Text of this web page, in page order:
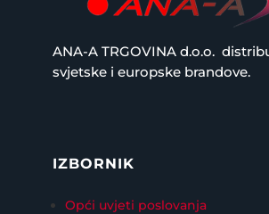
ANA-A TRGOVINA d.o.o.
svjetske i europske brandove.
IZBORNIK
Opći uvjeti poslovanja